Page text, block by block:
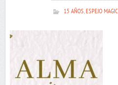
15 AÑOS,ESPEJO